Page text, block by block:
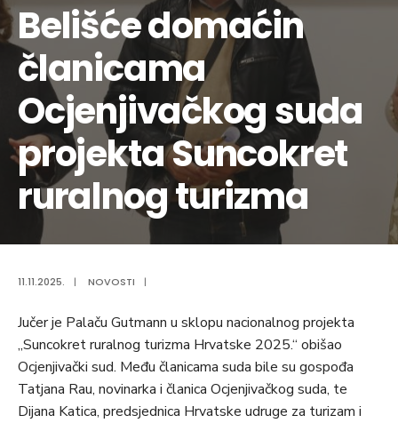
Belišće domaćin
članicama
Ocjenjivačkog suda
projekta Suncokret
ruralnog turizma
11.11.2025. | NOVOSTI |
Jučer je Palaču Gutmann u sklopu nacionalnog projekta
„Suncokret ruralnog turizma Hrvatske 2025.“ obišao
Ocjenjivački sud. Među članicama suda bile su gospođa
Tatjana Rau, novinarka i članica Ocjenjivačkog suda, te
Dijana Katica, predsjednica Hrvatske udruge za turizam i